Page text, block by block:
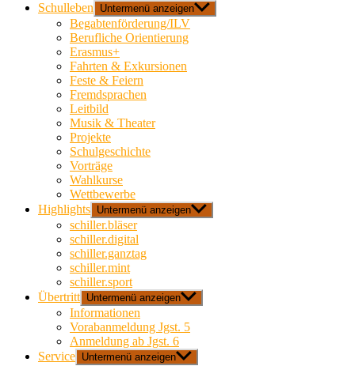
Schulleben
Untermenü anzeigen
Begabtenförderung/ILV
Berufliche Orientierung
Erasmus+
Fahrten & Exkursionen
Feste & Feiern
Fremdsprachen
Leitbild
Musik & Theater
Projekte
Schulgeschichte
Vorträge
Wahlkurse
Wettbewerbe
Highlights Untermenü anzeigen
schiller.bläser
schiller.digital
schiller.ganztag
schiller.mint
schiller.sport
Übertritt Untermenü anzeigen
Informationen
Vorabanmeldung Jgst. 5
Anmeldung ab Jgst. 6
Service Untermenü anzeigen